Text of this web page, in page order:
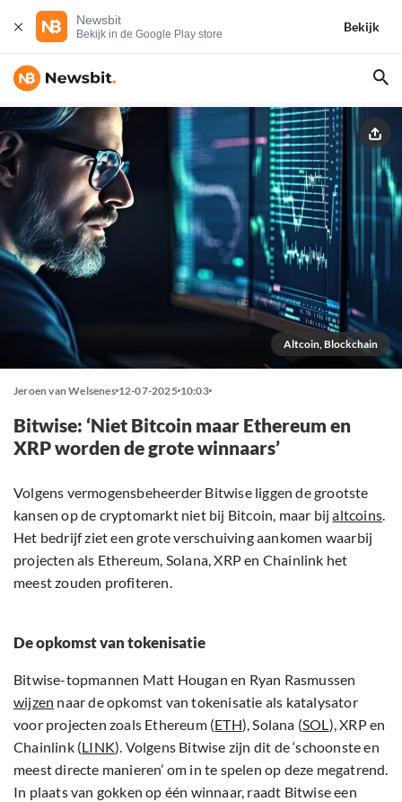
Newsbit
Bekijk in de Google Play store
Bekijk
Altcoin, Blockchain
Jeroen van Welsenes 12-07-2025 10:03
Bitwise: ‘Niet Bitcoin maar Ethereum en
XRP worden de grote winnaars’
Volgens vermogensbeheerder Bitwise liggen de grootste
kansen op de cryptomarkt niet bij Bitcoin, maar bijaltcoins.
Het bedrijf ziet een grote verschuiving aankomen waarbij
projecten als Ethereum, Solana, XRP en Chainlink het
meest zouden profiteren.
De opkomst van tokenisatie
Bitwise-topmannen Matt Hougan en Ryan Rasmussen
wijzen naar de opkomst van tokenisatie als katalysator
voor projecten zoals Ethereum (ETH), Solana (SOL), XRP en
Chainlink (LINK). Volgens Bitwise zijn dit de ‘schoonste en
meest directe manieren’ om in te spelen op deze megatrend.
In plaats van gokken op één winnaar, raadt Bitwise een